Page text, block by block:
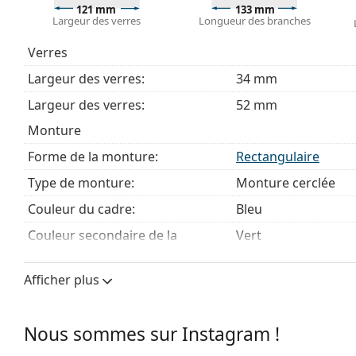
Accessoires
Nous livrons les lunettes dans leur étui d'origine. La
Le chiffon fourni est idéal pour le nettoyage et
livrés avec un sac en tissu au lieu d'un chiffon.
Explorez la gamme complète de
lunettes de vue
des lunettes
Ceci est un dispositif médical. Lisez le mode d'emploi
121 mm
Largeur des verres
133 mm
Longueur des branches
Verres
Largeur des verres:
34 mm
Largeur des verres:
52 mm
Monture
Forme de la monture:
Rectangulaire
Type de monture:
Monture cerclée
Couleur du cadre:
Bleu
Couleur secondaire de la
Vert
Matériau cadre:
Largeur des verres:
121 mm
Afficher plus
Nous sommes sur Instagram !